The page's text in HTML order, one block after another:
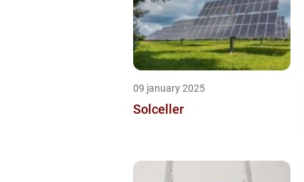
09 january 2025
Solceller